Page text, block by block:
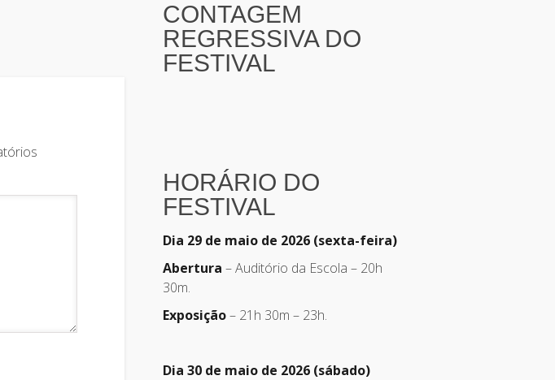
CONTAGEM
REGRESSIVA DO
FESTIVAL
HORÁRIO DO
FESTIVAL
Dia 29 de maio de 2026 (sexta-feira)
Abertura – Auditório da Escola – 20h
30m.
Exposição– 21h 30m – 23h.
Dia 30 de maio de 2026 (sábado)